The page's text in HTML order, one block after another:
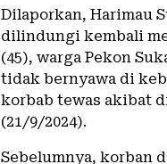
Dilaporkan, Harimau
dilindungi kembali
(45), warga Pekon
tidak bernyawa di
korbab tewas akibat
(21/9/2024).
Sebelumnya, korban